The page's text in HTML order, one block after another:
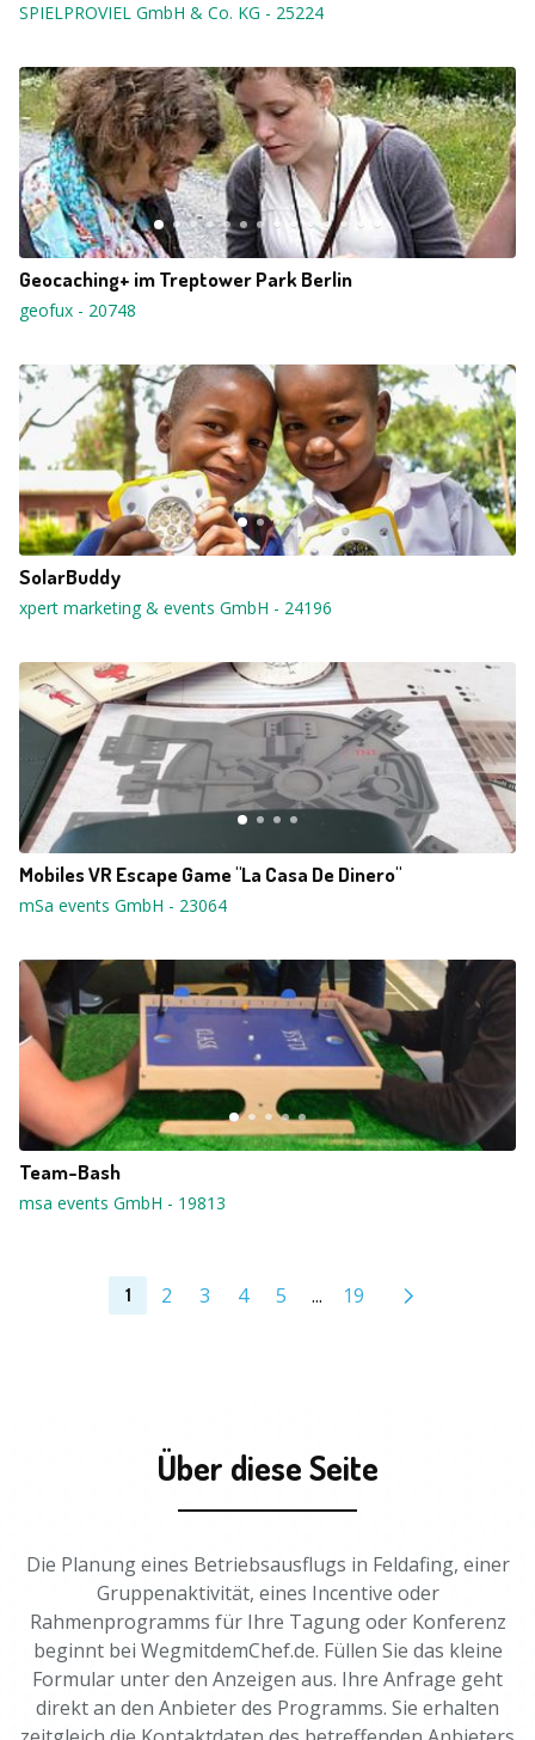
SPIELPROVIEL GmbH & Co. KG - 25224
Geocaching+ im Treptower Park Berlin
geofux - 20748
SolarBuddy
xpert marketing & events GmbH - 24196
Mobiles VR Escape Game "La Casa De Dinero"
mSa events GmbH - 23064
Team-Bash
msa events GmbH - 19813
1 2 3 4 5 ... 19
Über diese Seite
Die Planung eines Betriebsausflugs in Feldafing, einer
Gruppenaktivität, eines Incentive oder
Rahmenprogramms für Ihre Tagung oder Konferenz
beginnt bei WegmitdemChef.de. Füllen Sie das kleine
Formular unter den Anzeigen aus. Ihre Anfrage geht
direkt an den Anbieter des Programms. Sie erhalten